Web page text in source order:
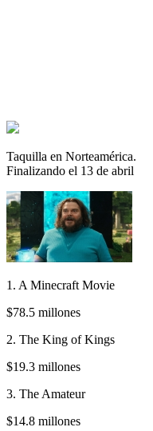
Taquilla en Norteamérica.
Finalizando el 13 de abril
1. A Minecraft Movie
$78.5 millones
2. The King of Kings
$19.3 millones
3. The Amateur
$14.8 millones